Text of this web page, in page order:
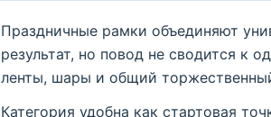
Праздничные рамки объединяют
результат, но повод не сводится к
ленты, шары и общий
Категория удобна как стартовая